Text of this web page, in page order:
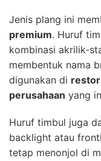
Jenis plang ini
premium. Huruf
kombinasi akrilik-
membentuk nama
digunakan di
perusahaan yang
Huruf timbul juga
backlight atau
tetap menonjol di